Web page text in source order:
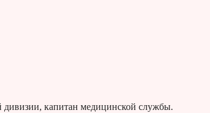
дивизии, капитан медицинской службы.